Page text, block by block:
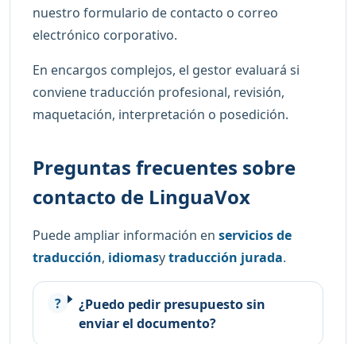
nuestro formulario de contacto o correo
electrónico corporativo.
En encargos complejos, el gestor evaluará si
conviene traducción profesional, revisión,
maquetación, interpretación o posedición.
Preguntas frecuentes sobre
contacto de LinguaVox
Puede ampliar información en servicios de
traducción, idiomasytraducción jurada.
¿Puedo pedir presupuesto sin
enviar el documento?